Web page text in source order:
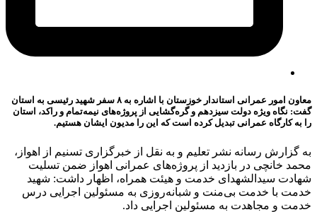
معاون امور عمرانی استاندار خوزستان با اشاره به ۸ سفر شهید رئیسی به استان
گفت: نگاه ویژه دولت سیزدهم و گره‌گشایی از پروژه‌های نیمه‌تمام و راکد، استان
را به کارگاه عمرانی تبدیل کرده است که این را مدیون ایشان هستیم.
به گزارش رسانه نشر تعلیم و به نقل از خبرگزاری تسنیم از اهواز،
محمد خانچی در بازدید از پروژه‌های عمرانی اهواز ضمن تسلیت
شهادت سیدالشهدای خدمت و هیئت همراه، اظهار داشت: شهید
خدمت با خدمت بی‌منت و شبانه‌روزی به مسئولین اجرایی درس
خدمت و مجاهدت به مسئولین اجرایی داد.